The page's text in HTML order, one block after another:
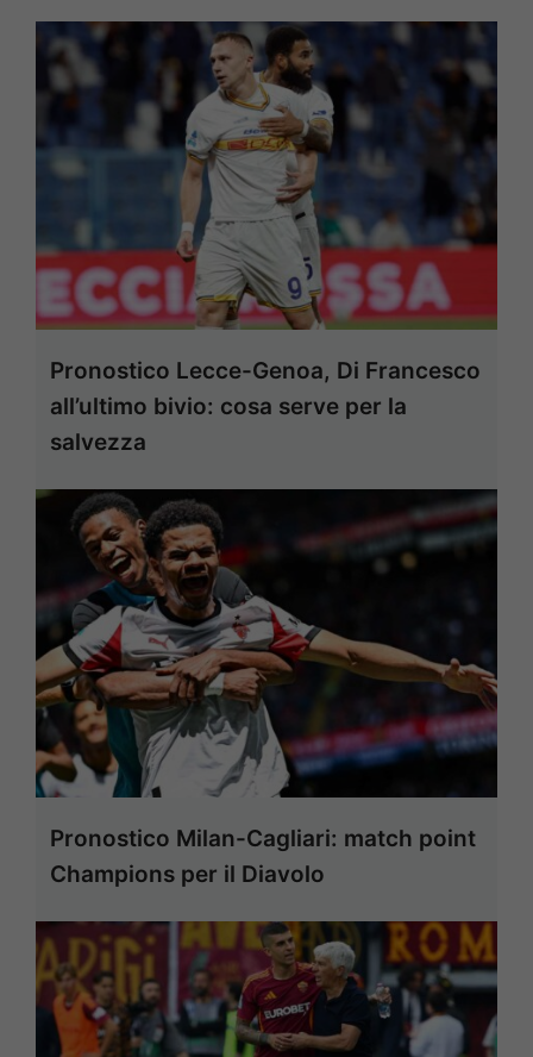
Pronostico Lecce-Genoa, Di Francesco
all’ultimo bivio: cosa serve per la
salvezza
Pronostico Milan-Cagliari: match point
Champions per il Diavolo